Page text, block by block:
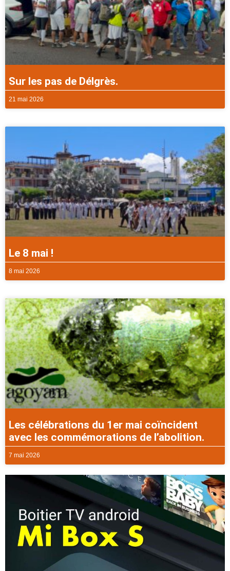
Sur les pas de Délgrès.
21 mai 2026
Le 8 mai !
8 mai 2026
Les célébrations du 1er mai coïncident
avec les commémorations de l’abolition.
7 mai 2026